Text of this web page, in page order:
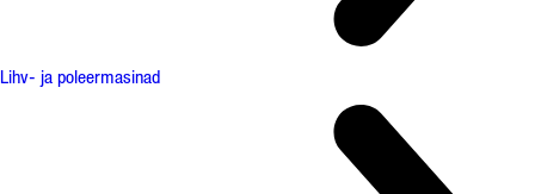
Lihv- ja poleermasinad